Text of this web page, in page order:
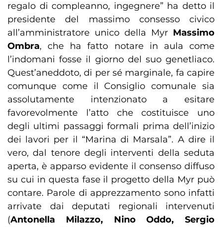
regalo di compleanno, ingegnere” ha detto il
presidente del massimo consesso civico
all’amministratore unico della Myr Massimo
Ombra, che ha fatto notare in aula come
l’indomani fosse il giorno del suo genetliaco.
Quest’aneddoto, di per sé marginale, fa capire
comunque come il Consiglio comunale sia
assolutamente intenzionato a esitare
favorevolmente l’atto che costituisce uno
degli ultimi passaggi formali prima dell’inizio
dei lavori per il “Marina di Marsala”. A dire il
vero, dal tenore degli interventi della seduta
aperta, è apparso evidente il consenso diffuso
su cui in questa fase il progetto della Myr può
contare. Parole di apprezzamento sono infatti
arrivate dai deputati regionali intervenuti
(Antonella Milazzo, Nino Oddo, Sergio